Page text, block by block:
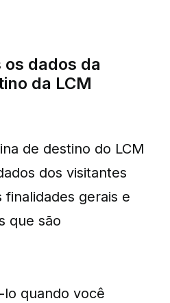
dados da
da LCM
de destino do LCM
dos visitantes
finalidades gerais e
que são
lo quando você